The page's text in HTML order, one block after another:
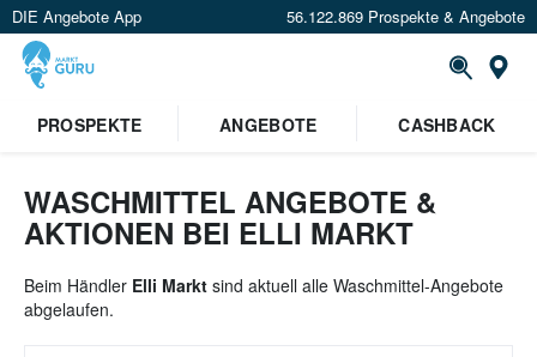
DIE Angebote App 56.122.869 Prospekte & Angebote
Standort festlegen
PROSPEKTE ANGEBOTE CASHBACK
WASCHMITTEL ANGEBOTE &
AKTIONEN BEI ELLI MARKT
Beim Händler Elli Markt sind aktuell alle Waschmittel-Angebote
abgelaufen.